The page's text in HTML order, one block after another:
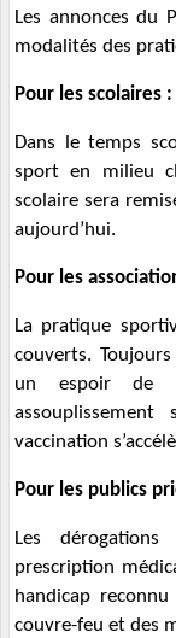
Les annonces du
modalités des
Pour les scolaires :
Dans le temps
sport en milieu
scolaire sera
aujourd’hui.
Pour les
La pratique
couverts.
un espoir de
vaccination
Pour les publics
Les
prescription
handicap
couvre-feu et des